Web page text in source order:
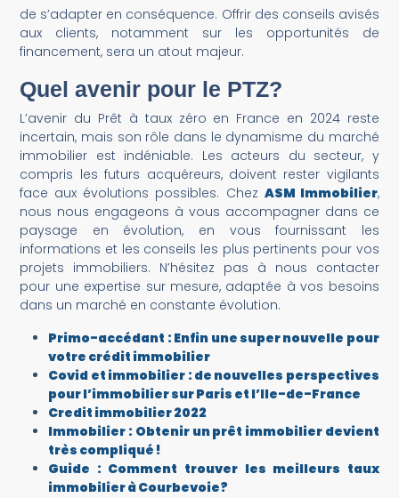
de s’adapter en conséquence. Offrir des conseils avisés
aux clients, notamment sur les opportunités de
financement, sera un atout majeur.
Quel avenir pour le PTZ?
L’avenir du Prêt à taux zéro en France en 2024 reste
incertain, mais son rôle dans le dynamisme du marché
immobilier est indéniable. Les acteurs du secteur, y
compris les futurs acquéreurs, doivent rester vigilants
face aux évolutions possibles. Chez ASM Immobilier,
nous nous engageons à vous accompagner dans ce
paysage en évolution, en vous fournissant les
informations et les conseils les plus pertinents pour vos
projets immobiliers. N’hésitez pas à nous contacter
pour une expertise sur mesure, adaptée à vos besoins
dans un marché en constante évolution.
Primo-accédant : Enfin une super nouvelle pour
votre crédit immobilier
Covid et immobilier : de nouvelles perspectives
pour l’immobilier sur Paris et l’Ile-de-France
Credit immobilier 2022
Immobilier : Obtenir un prêt immobilier devient
très compliqué !
Guide : Comment trouver les meilleurs taux
immobilier à Courbevoie?